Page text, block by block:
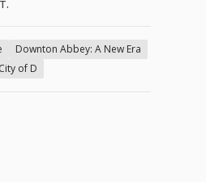
Downton Abbey: A New Era
of D